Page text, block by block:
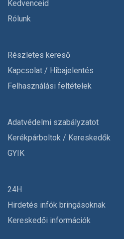
Kedvenceid
Rólunk
Részletes kereső
Kapcsolat / Hibajelentés
Felhasználási feltételek
Adatvédelmi szabályzatot
Kerékpárboltok / Kereskedők
GYIK
24H
Hirdetés infók bringásoknak
Kereskedői információk